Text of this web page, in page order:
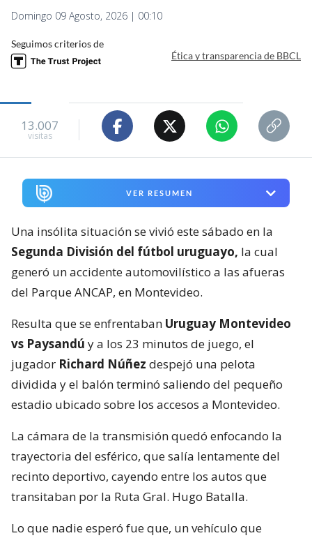
Domingo 09 Agosto, 2026 | 00:10
Seguimos criterios de
Ética y transparencia de BBCL
13.007
visitas
VER RESUMEN
Una insólita situación se vivió este sábado en la
Segunda División del fútbol uruguayo, la cual
generó un accidente automovilístico a las afueras
del Parque ANCAP, en Montevideo.
Resulta que se enfrentaban Uruguay Montevideo
vs Paysandú y a los 23 minutos de juego, el
jugador Richard Núñez despejó una pelota
dividida y el balón terminó saliendo del pequeño
estadio ubicado sobre los accesos a Montevideo.
La cámara de la transmisión quedó enfocando la
trayectoria del esférico, que salía lentamente del
recinto deportivo, cayendo entre los autos que
transitaban por la Ruta Gral. Hugo Batalla.
Lo que nadie esperó fue que, un vehículo que